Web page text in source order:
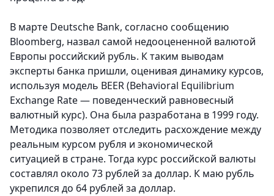
В марте Deutsche Bank, согласно сообщению
Bloomberg, назвал самой недооцененной валютой
Европы российский рубль. К таким выводам
эксперты банка пришли, оценивая динамику курсов,
используя модель BEER (Behavioral Equilibrium
Exchange Rate — поведенческий равновесный
валютный курс). Она была разработана в 1999 году.
Методика позволяет отследить расхождение между
реальным курсом рубля и экономической
ситуацией в стране. Тогда курс российской валюты
составлял около 73 рублей за доллар. К маю рубль
укрепился до 64 рублей за доллар.